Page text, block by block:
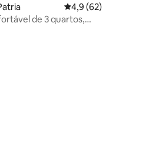
5, 5 avaliações
4,9 de uma
4,9 (62)
de 3 quartos,